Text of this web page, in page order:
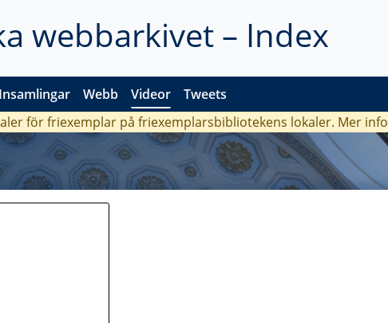
webbarkivet – Index
Insamlingar Webb Videor Tweets
för friexemplar på friexemplarsbibliotekens lokaler. Mer info